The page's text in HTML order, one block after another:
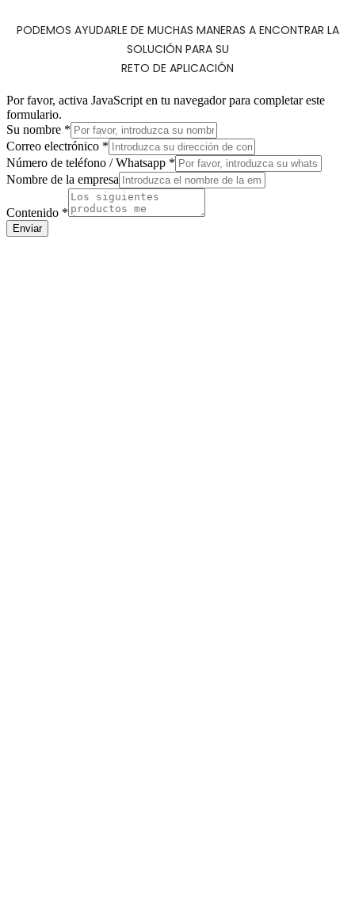
PODEMOS AYUDARLE DE MUCHAS MANERAS A ENCONTRAR LA
SOLUCIÓN PARA SU
RETO DE APLICACIÓN
Por favor, activa JavaScript en tu navegador para completar este
formulario.
Su nombre *
Whatsapp
/
Número
Correo electrónico *
Número de teléfono / Whatsapp *
Nombre de la empresa
Contenido *
Enviar